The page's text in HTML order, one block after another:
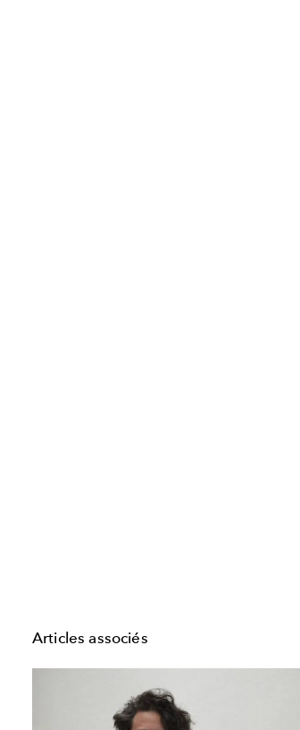
Articles associés